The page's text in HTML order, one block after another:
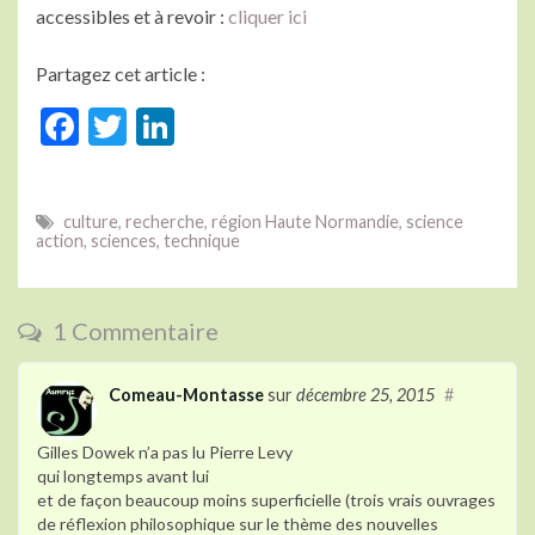
accessibles et à revoir : cliquer ici
Partagez cet article :
F
e
b
o
o
k
T
itt
er
ke
dI
n
culture, recherche, région Haute Normandie, science
action, sciences, technique
1 Commentaire
Comeau-Montassesur décembre 25, 2015 #
Gilles Dowek n’a pas lu Pierre Levy
qui longtemps avant lui
et de façon beaucoup moins superficielle (trois vrais ouvrages
de réflexion philosophique sur le thème des nouvelles